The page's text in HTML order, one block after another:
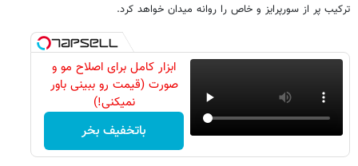
ترکیب پر از سورپرایز و خاص را روانه میدان خواهد کرد.
ابزار کامل برای اصلاح مو و
صورت (قیمت رو ببینی باور
نمیکنی!)
باتخفیف بخر